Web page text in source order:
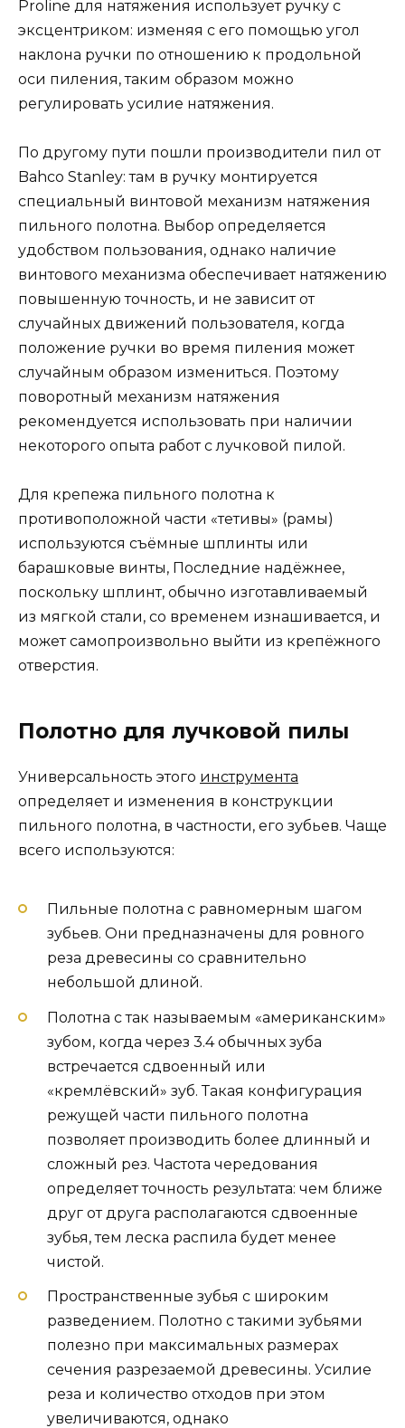
Proline для натяжения использует ручку с
эксцентриком: изменяя с его помощью угол
наклона ручки по отношению к продольной
оси пиления, таким образом можно
регулировать усилие натяжения.
По другому пути пошли производители пил от
Bahco Stanley: там в ручку монтируется
специальный винтовой механизм натяжения
пильного полотна. Выбор определяется
удобством пользования, однако наличие
винтового механизма обеспечивает натяжению
повышенную точность, и не зависит от
случайных движений пользователя, когда
положение ручки во время пиления может
случайным образом измениться. Поэтому
поворотный механизм натяжения
рекомендуется использовать при наличии
некоторого опыта работ с лучковой пилой.
Для крепежа пильного полотна к
противоположной части «тетивы» (рамы)
используются съёмные шплинты или
барашковые винты, Последние надёжнее,
поскольку шплинт, обычно изготавливаемый
из мягкой стали, со временем изнашивается, и
может самопроизвольно выйти из крепёжного
отверстия.
Полотно для лучковой пилы
Универсальность этого инструмента
определяет и изменения в конструкции
пильного полотна, в частности, его зубьев. Чаще
всего используются:
Пильные полотна с равномерным шагом
зубьев. Они предназначены для ровного
реза древесины со сравнительно
небольшой длиной.
Полотна с так называемым «американским»
зубом, когда через 3.4 обычных зуба
встречается сдвоенный или
«кремлёвский» зуб. Такая конфигурация
режущей части пильного полотна
позволяет производить более длинный и
сложный рез. Частота чередования
определяет точность результата: чем ближе
друг от друга располагаются сдвоенные
зубья, тем леска распила будет менее
чистой.
Пространственные зубья с широким
разведением. Полотно с такими зубьями
полезно при максимальных размерах
сечения разрезаемой древесины. Усилие
реза и количество отходов при этом
увеличиваются, однако